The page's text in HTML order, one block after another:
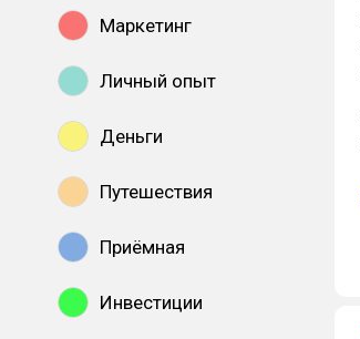
Маркетинг
Личный опыт
Деньги
Путешествия
Приёмная
Инвестиции